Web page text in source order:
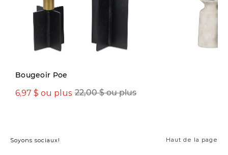
Bougeoir Poe
22,00 $ ou plus
6,97 $ ou plus
Haut de la page
Soyons sociaux!